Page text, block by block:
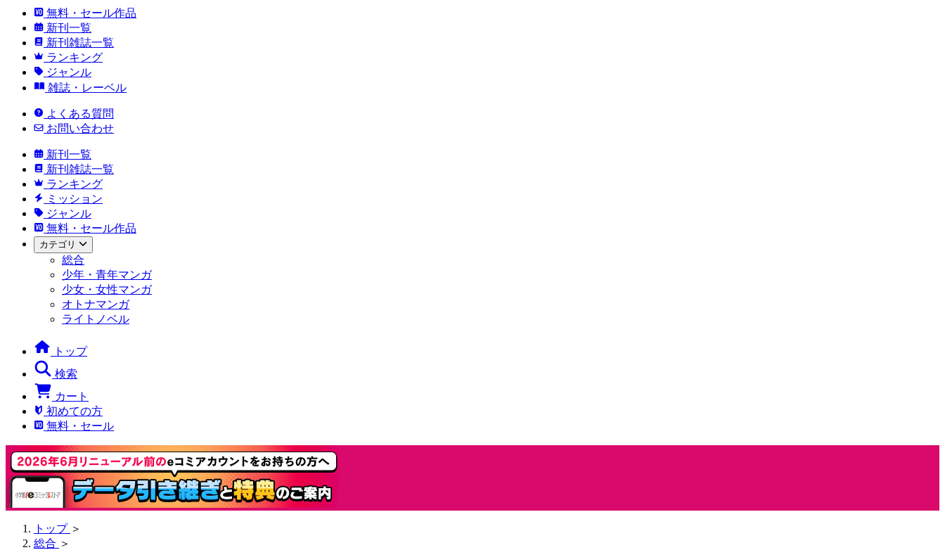
無料・セール作品
新刊一覧
新刊雑誌一覧
ランキング
ジャンル
雑誌・レーベル
よくある質問
お問い合わせ
新刊一覧
新刊雑誌一覧
ランキング
ミッション
ジャンル
無料・セール作品
カテゴリ
総合
少年・青年マンガ
少女・女性マンガ
オトナマンガ
ライトノベル
トップ
検索
カート
初めての方
無料・セール
トップ ＞
総合 ＞